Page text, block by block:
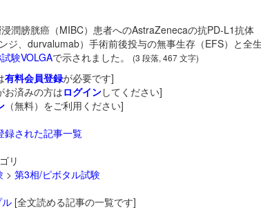
潤膀胱癌（MIBC）患者へのAstraZenecaの抗PD-L1抗体
ジ、durvalumab）手術前後投与の無事生存（EFS）と全
験VOLGAで示されました。 (3 段落, 467 文字)
有料会員登録が必要です]
お済みの方はログインしてください]
（無料）をご利用ください]
された記事一覧
リ
> 第3相/ピボタル試験
[全文読める記事の一覧です]